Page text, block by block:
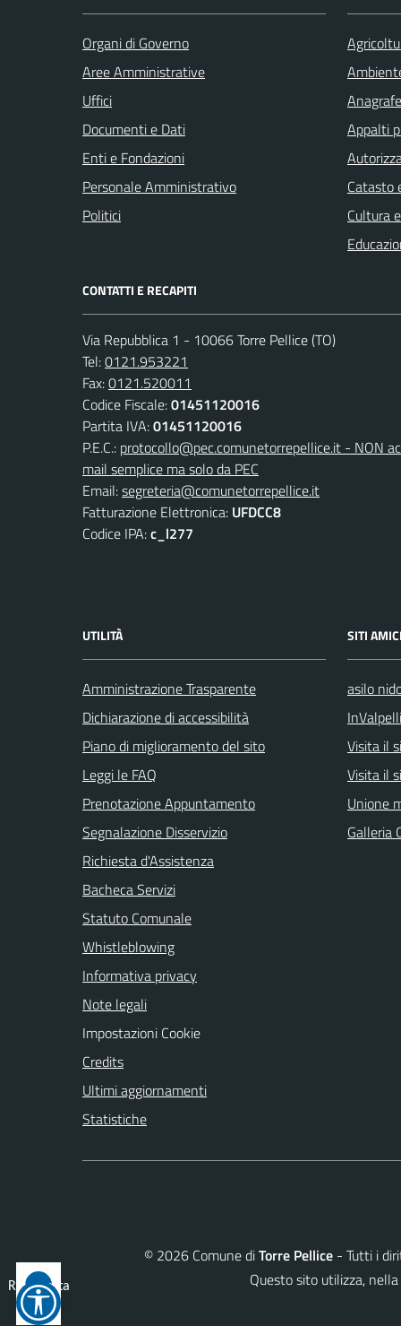
Organi di Governo
Aree Amministrative
Uffici
Documenti e Dati
Enti e Fondazioni
Personale Amministrativo
Politici
Appalti
Catasto
Cultura
CONTATTI E RECAPITI
Via Repubblica 1 - 10066 Torre Pellice (TO)
Tel:0121.953221
Fax:0121.520011
Codice Fiscale:01451120016
Partita IVA:01451120016
P.E.C.: protocollo@pec.comunetorrepellice.it - NON
mail semplice ma solo da PEC
Email:segreteria@comunetorrepellice.it
Fatturazione Elettronica: UFDCC8
Codice IPA:c_l277
UTILITÀ
Amministrazione Trasparente
Dichiarazione di accessibilità
Piano di miglioramento del sito
Leggi le FAQ
Prenotazione Appuntamento
Segnalazione Disservizio
Richiesta d'Assistenza
Bacheca Servizi
Statuto Comunale
Whistleblowing
Informativa privacy
Note legali
Impostazioni Cookie
Credits
Ultimi aggiornamenti
Statistiche
SITI AMICI
asilo
Visita il
Visita il
Unione
Galleria
© 2026Comune diTorre Pellice- Tutti i
Questo sito utilizza, nella
Reimposta
tutto